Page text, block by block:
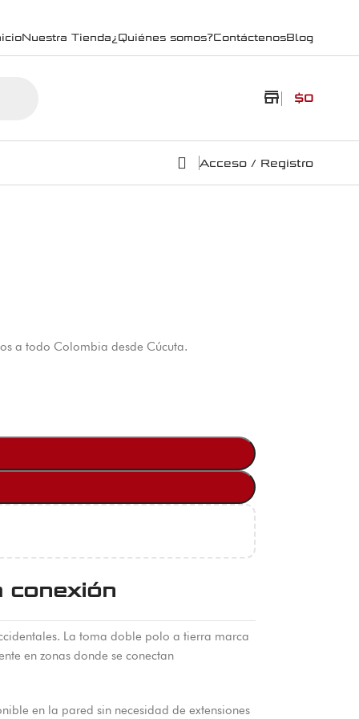
Nuestra Tienda¿Quiénes somos?ContáctenosBlog
store $0
Acceso / Registro
a todo Colombia desde Cúcuta.
conexión
La toma doble polo a tierra marca
en zonas donde se conectan
en la pared sin necesidad de extensiones